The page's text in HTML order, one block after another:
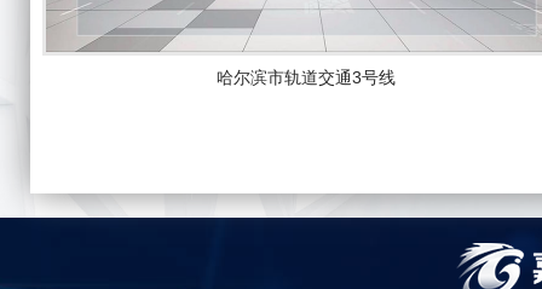
哈尔滨市轨道交通3号线